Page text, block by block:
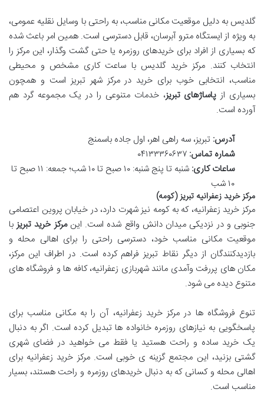
گلدیس به دلیل موقعیت مکانی مناسب، به راحتی با وسایل نقلیه عمومی،
به ویژه از ایستگاه مترو آبرسان، قابل دسترسی است. همین امر باعث شده
که بسیاری از افراد برای خریدهای روزمره یا حتی گشت وگذار، این مرکز را
انتخاب کنند. مرکز خرید گلدیس با ساعت کاری مشخص و محیطی
مناسب، انتخابی خوب برای خرید در مرکز شهر تبریز است و همچون
بسیاری از پاساژهای تبریز، خدمات متنوعی را در یک مجموعه گرد هم
آورده است.
آدرس: تبریز، سه راهی اهر، اول جاده باسمنج
شماره تماس:
ساعات کاری:
شنبه تا پنج شنبه: ۱۰ صبح تا ۱۰ شب؛ جمعه: ۱۱ صبح تا
۱۰ شب
مرکز خرید زعفرانیه تبریز (کومه)
مرکز خرید زعفرانیه، که به کومه نیز شهرت دارد، در خیابان پروین اعتصامی
جنوبی و در نزدیکی میدان دانش واقع شده است. اینمرکز خرید تبریزبا
موقعیت مکانی مناسب خود، دسترسی راحتی را برای اهالی محله و
بازدیدکنندگان از دیگر نقاط تبریز فراهم کرده است. در اطراف این مرکز،
مکان های پررفت وآمدی مانند شهربازی زعفرانیه، کافه ها و فروشگاه های
متنوع دیده می شود.
تنوع فروشگاه ها در مرکز خرید زعفرانیه، آن را به مکانی مناسب برای
پاسخگویی به نیازهای روزمره خانواده ها تبدیل کرده است. اگر به دنبال
یک خرید ساده و راحت هستید یا فقط می خواهید در فضای شهری
گشتی بزنید، این مجتمع گزینه ی خوبی است. مرکز خرید زعفرانیه برای
اهالی محله و کسانی که به دنبال خریدهای روزمره و راحت هستند، بسیار
مناسب است.